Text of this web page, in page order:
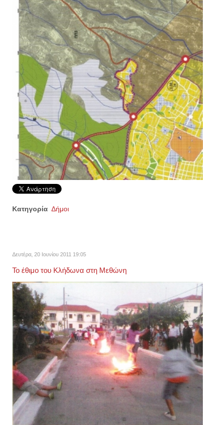
Κατηγορία Δήμοι
Δευτέρα, 20 Ιουνίου 2011 19:05
Το έθιμο του Κλήδωνα στη Μεθώνη